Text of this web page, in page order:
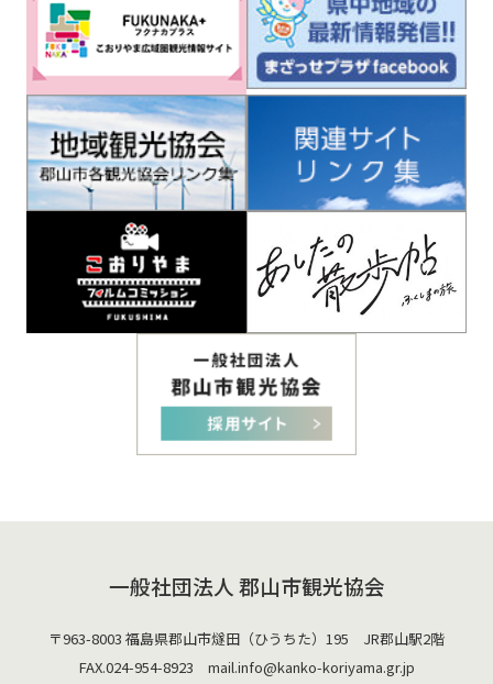
一般社団法人 郡山市観光協会
〒963-8003 福島県郡山市燧田（ひうちた）195 JR郡山駅2階
FAX.024-954-8923 mail.info@kanko-koriyama.gr.jp